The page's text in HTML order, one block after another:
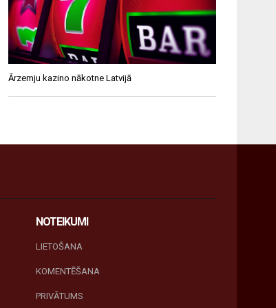
Ārzemju kazino nākotne Latvijā
NOTEIKUMI
LIETOŠANA
KOMENTĒŠANA
PRIVĀTUMS